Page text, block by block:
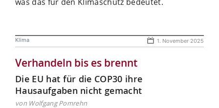
Klima 1. November 2025
Verhandeln bis es brennt
Die EU hat für die COP30 ihre
Hausaufgaben nicht gemacht
von Wolfgang Pomrehn